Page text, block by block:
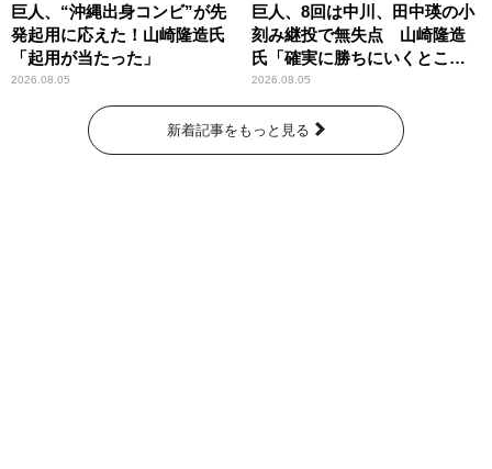
巨人、“沖縄出身コンビ”が先
発起用に応えた！山崎隆造氏
「起用が当たった」
2026.08.05
巨人、8回は中川、田中瑛の小
刻み継投で無失点 山崎隆造
氏「確実に勝ちにいくとこ
ろ」
2026.08.05
新着記事をもっと見る